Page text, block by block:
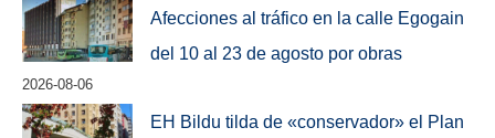
Afecciones al tráfico en la calle Egogain
del 10 al 23 de agosto por obras
2026-08-06
EH Bildu tilda de «conservador» el Plan